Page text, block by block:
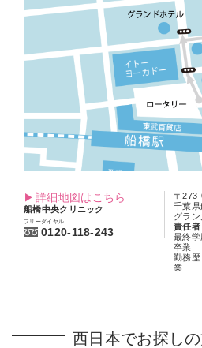
詳細地図はこちら
船橋中央クリニック
フリーダイヤル
0120-118-243
〒
千葉
グラ
責任
最終
卒業
勤務
業
西日本でお探し